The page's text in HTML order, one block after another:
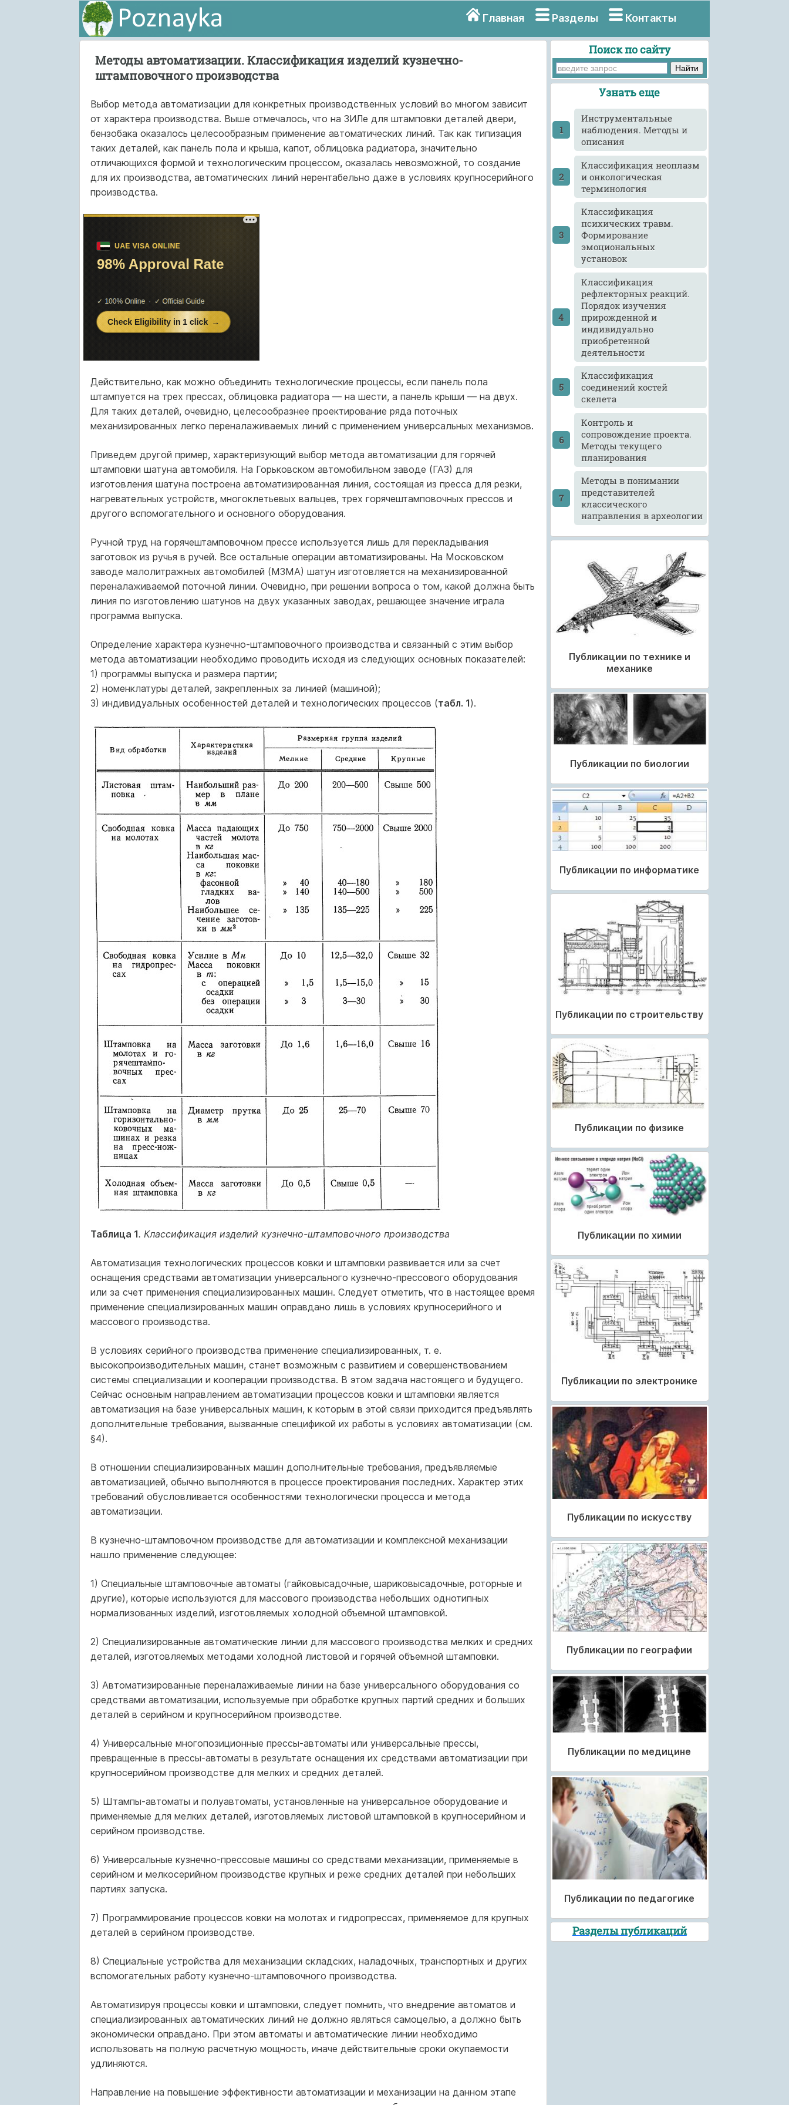
Главная Разделы Контакты
Методы автоматизации. Классификация изделий кузнечно-
штамповочного производства
Выбор метода автоматизации для конкретных производственных условий во многом зависит
от характера производства. Выше отмечалось, что на ЗИЛе для штамповки деталей двери,
бензобака оказалось целесообразным применение автоматических линий. Так как типизация
таких деталей, как панель пола и крыша, капот, облицовка радиатора, значительно
отличающихся формой и технологическим процессом, оказалась невозможной, то создание
для их производства, автоматических линий нерентабельно даже в условиях крупносерийного
производства.
Действительно, как можно объединить технологические процессы, если панель пола
штампуется на трех прессах, облицовка радиатора — на шести, а панель крыши — на двух.
Для таких деталей, очевидно, целесообразнее проектирование ряда поточных
механизированных легко переналаживаемых линий с применением универсальных механизмов.
Приведем другой пример, характеризующий выбор метода автоматизации для горячей
штамповки шатуна автомобиля. На Горьковском автомобильном заводе (ГАЗ) для
изготовления шатуна построена автоматизированная линия, состоящая из пресса для резки,
нагревательных устройств, многоклетьевых вальцев, трех горячештамповочных прессов и
другого вспомогательного и основного оборудования.
Ручной труд на горячештамповочном прессе используется лишь для перекладывания
заготовок из ручья в ручей. Все остальные операции автоматизированы. На Московском
заводе малолитражных автомобилей (МЗМА) шатун изготовляется на механизированной
переналаживаемой поточной линии. Очевидно, при решении вопроса о том, какой должна быть
линия по изготовлению шатунов на двух указанных заводах, решающее значение играла
программа выпуска.
Определение характера кузнечно-штамповочного производства и связанный с этим выбор
метода автоматизации необходимо проводить исходя из следующих основных показателей:
1) программы выпуска и размера партии;
2) номенклатуры деталей, закрепленных за линией (машиной);
3) индивидуальных особенностей деталей и технологических процессов (табл. 1).
Таблица 1. Классификация изделий кузнечно-штамповочного производства
Автоматизация технологических процессов ковки и штамповки развивается или за счет
оснащения средствами автоматизации универсального кузнечно-прессового оборудования
или за счет применения специализированных машин. Следует отметить, что в настоящее время
применение специализированных машин оправдано лишь в условиях крупносерийного и
массового производства.
В условиях серийного производства применение специализированных, т. е.
высокопроизводительных машин, станет возможным с развитием и совершенствованием
системы специализации и кооперации производства. В этом задача настоящего и будущего.
Сейчас основным направлением автоматизации процессов ковки и штамповки является
автоматизация на базе универсальных машин, к которым в этой связи приходится предъявлять
дополнительные требования, вызванные спецификой их работы в условиях автоматизации (см.
§4).
В отношении специализированных машин дополнительные требования, предъявляемые
автоматизацией, обычно выполняются в процессе проектирования последних. Характер этих
требований обусловливается особенностями технологически процесса и метода
автоматизации.
В кузнечно-штамповочном производстве для автоматизации и комплексной механизации
нашло применение следующее:
1) Специальные штамповочные автоматы (гайковысадочные, шариковысадочные, роторные и
другие), которые используются для массового производства небольших однотипных
нормализованных изделий, изготовляемых холодной объемной штамповкой.
2) Специализированные автоматические линии для массового производства мелких и средних
деталей, изготовляемых методами холодной листовой и горячей объемной штамповки.
3) Автоматизированные переналаживаемые линии на базе универсального оборудования со
средствами автоматизации, используемые при обработке крупных партий средних и больших
деталей в серийном и крупносерийном производстве.
4) Универсальные многопозиционные прессы-автоматы или универсальные прессы,
превращенные в прессы-автоматы в результате оснащения их средствами автоматизации при
крупносерийном производстве для мелких и средних деталей.
5) Штампы-автоматы и полуавтоматы, установленные на универсальное оборудование и
применяемые для мелких деталей, изготовляемых листовой штамповкой в крупносерийном и
серийном производстве.
6) Универсальные кузнечно-прессовые машины со средствами механизации, применяемые в
серийном и мелкосерийном производстве крупных и реже средних деталей при небольших
партиях запуска.
7) Программирование процессов ковки на молотах и гидропрессах, применяемое для крупных
деталей в серийном производстве.
8) Специальные устройства для механизации складских, наладочных, транспортных и других
вспомогательных работу кузнечно-штамповочного производства.
Автоматизируя процессы ковки и штамповки, следует помнить, что внедрение автоматов и
специализированных автоматических линий не должно являться самоцелью, а должно быть
экономически оправдано. При этом автоматы и автоматические линии необходимо
использовать на полную расчетную мощность, иначе действительные сроки окупаемости
удлиняются.
Направление на повышение эффективности автоматизации и механизации на данном этапе
Поиск по сайту
Узнать еще
Инструментальные
наблюдения. Методы и
описания
Классификация неоплазм
и онкологическая
терминология
Классификация
психических травм.
Формирование
эмоциональных
установок
Классификация
рефлекторных реакций.
Порядок изучения
прирожденной и
индивидуально
приобретенной
деятельности
Классификация
соединений костей
скелета
Контроль и
сопровождение проекта.
Методы текущего
планирования
Методы в понимании
представителей
классического
направления в археологии
Публикации по технике и
механике
Публикации по биологии
Публикации по информатике
Публикации по строительству
Публикации по физике
Публикации по химии
Публикации по электронике
Публикации по искусству
Публикации по географии
Публикации по медицине
Публикации по педагогике
Разделы публикаций